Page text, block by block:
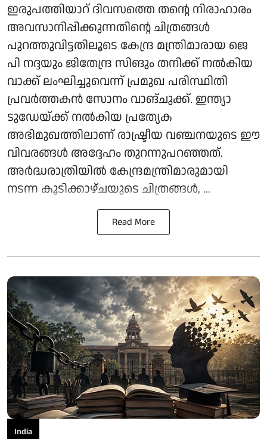
ഇരുപത്തിയാറ് ദിവസത്തെ തന്റെ നിരാഹാരം
അവസാനിപ്പിക്കുന്നതിന്റെ ചിത്രങ്ങൾ
പുറത്തുവിട്ടതിലൂടെ കേന്ദ്ര മന്ത്രിമാരായ ജെ
പി നദ്ദയും ജിതേന്ദ്ര സിങും തനിക്ക് നൽകിയ
വാക്ക് ലംഘിച്ചുവെന്ന് പ്രമുഖ പരിസ്ഥിതി
പ്രവർത്തകൻ സോനം വാങ്ചുക്ക്. ഇന്ത്യാ
ടുഡേയ്ക്ക് നൽകിയ പ്രത്യേക
അഭിമുഖത്തിലാണ് രാഷ്ട്രീയ വഞ്ചനയുടെ ഈ
വിവരങ്ങൾ അദ്ദേഹം തുറന്നുപറഞ്ഞത്.
അർദ്ധരാത്രിയിൽ കേന്ദ്രമന്ത്രിമാരുമായി
നടന്ന കൂടിക്കാഴ്ചയുടെ ചിത്രങ്ങൾ, ...
Read More
India